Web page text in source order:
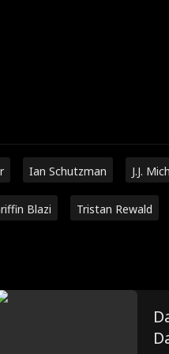
Ian Schutzman J.J.
Blazi Tristan Rewald